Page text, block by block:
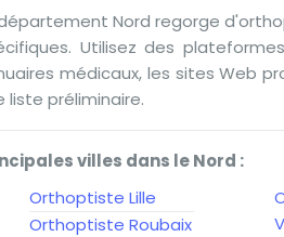
Nord regorge
Utilisez des
médicaux, les sites Web
liste préliminaire.
villes dans le Nord :
Orthoptiste Lille
Orthoptiste Roubaix